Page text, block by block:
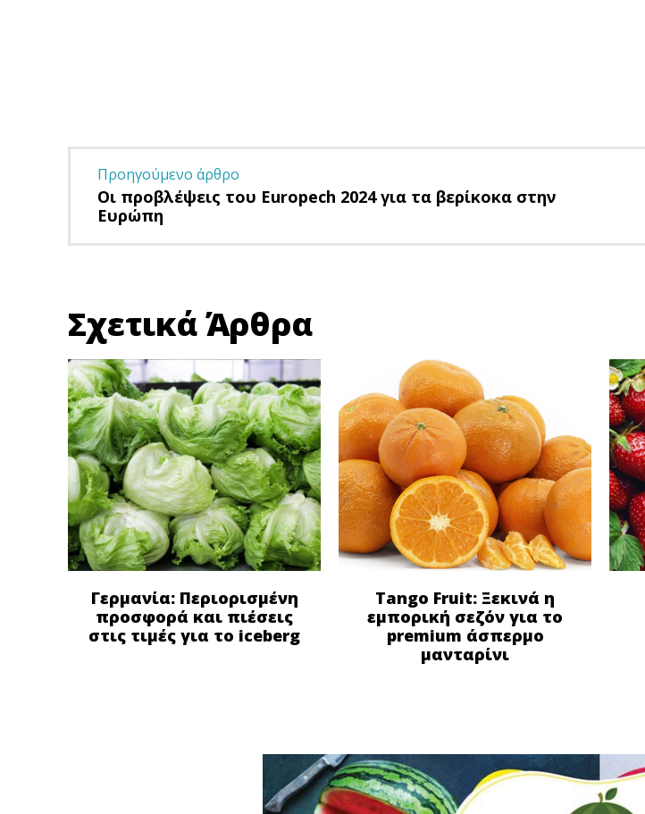
Προηγούμενο άρθρο
Οι προβλέψεις του Europech 2024 για τα βερίκοκα στην
Ευρώπη
Σχετικά Άρθρα
Γερμανία: Περιορισμένη
προσφορά και πιέσεις
στις τιμές για το iceberg
Tango Fruit: Ξεκινά η
εμπορική σεζόν για το
premium άσπερμο
μανταρίνι